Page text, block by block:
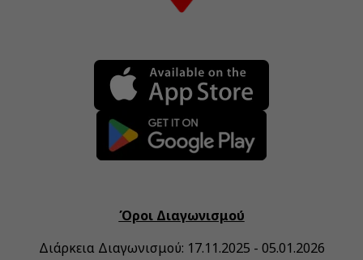
Όροι Διαγωνισμού
Διάρκεια Διαγωνισμού: 17.11.2025 - 05.01.2026